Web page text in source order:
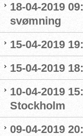
18-04-2019
svømning
15-04-2019
15-04-2019
10-04-2019
Stockholm
09-04-2019